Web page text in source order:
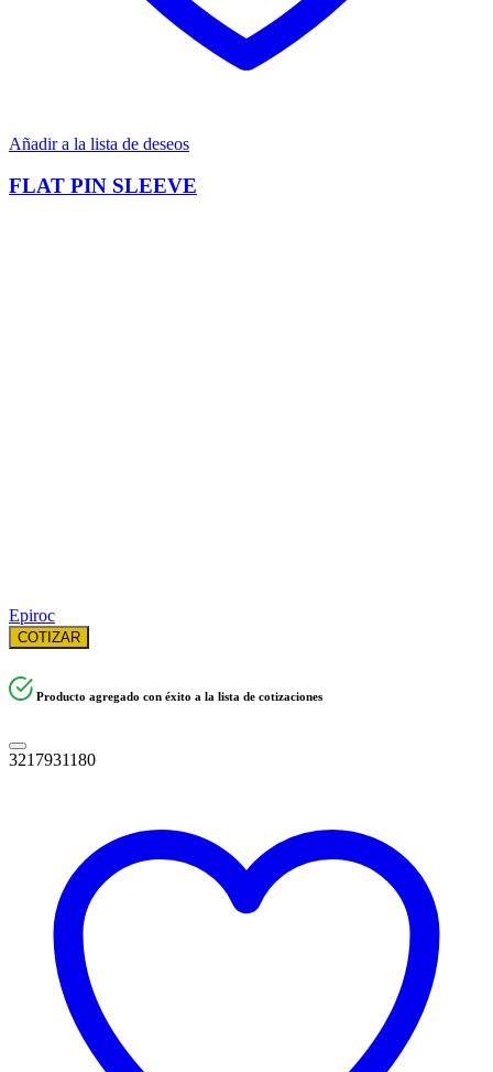
Añadir a la lista de deseos
FLAT PIN SLEEVE
Epiroc
COTIZAR
Producto agregado con éxito a la lista de cotizaciones
3217931180